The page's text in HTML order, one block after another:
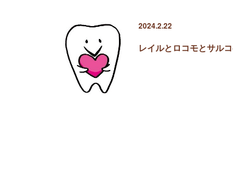
2024.2.22
レイルとロコモとサル